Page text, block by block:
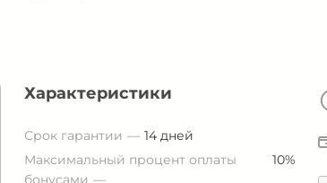
Характеристики
Срок гарантии
14 дней
Максимальный процент оплаты
10%